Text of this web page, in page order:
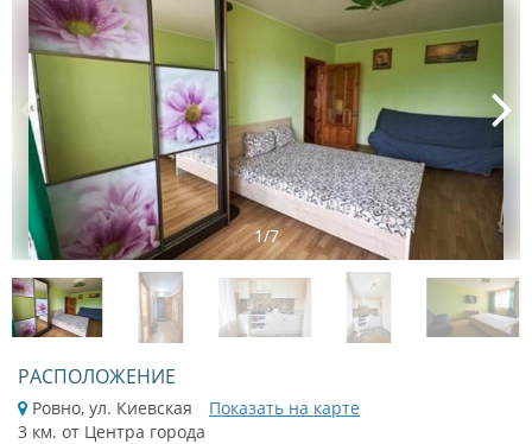
1/7
РАСПОЛОЖЕНИЕ
Ровно, ул. Киевская
Показать на карте
3 км. от Центра города